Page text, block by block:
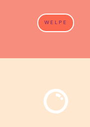
WELPE